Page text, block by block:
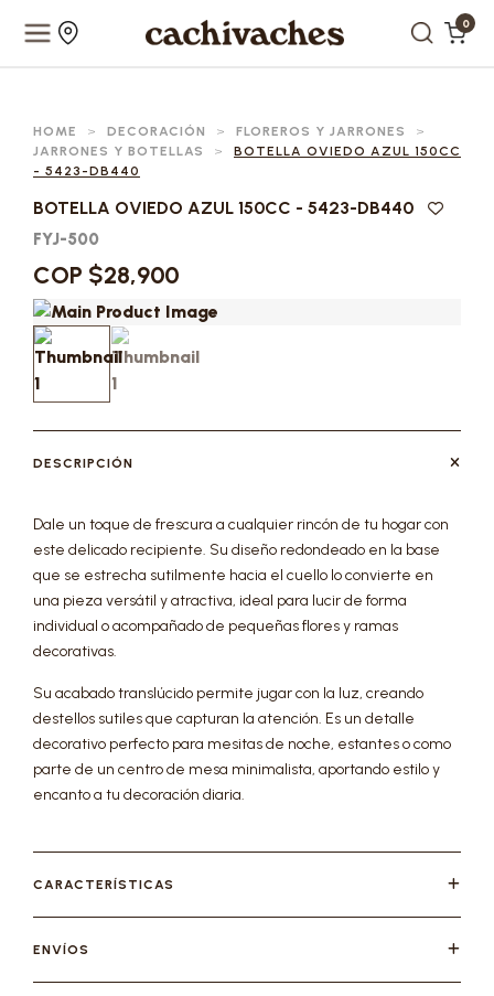
0
HOME > DECORACIÓN > FLOREROS Y JARRONES
>
JARRONES Y BOTELLAS
>
BOTELLA OVIEDO AZUL 150CC
- 5423-DB440
BOTELLA OVIEDO AZUL 150CC - 5423-DB440
FYJ-500
COP $28,900
DESCRIPCIÓN
Dale un toque de frescura a cualquier rincón de tu hogar con
este delicado recipiente. Su diseño redondeado en la base
que se estrecha sutilmente hacia el cuello lo convierte en
una pieza versátil y atractiva, ideal para lucir de forma
individual o acompañado de pequeñas flores y ramas
decorativas.
Su acabado translúcido permite jugar con la luz, creando
destellos sutiles que capturan la atención. Es un detalle
decorativo perfecto para mesitas de noche, estantes o como
parte de un centro de mesa minimalista, aportando estilo y
encanto a tu decoración diaria.
CARACTERÍSTICAS
ENVÍOS